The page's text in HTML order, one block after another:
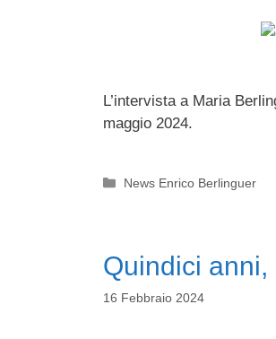
L’intervista a Maria
maggio 2024.
Categorie
News Enrico Berlinguer
Quindici
16 Febbraio 2024